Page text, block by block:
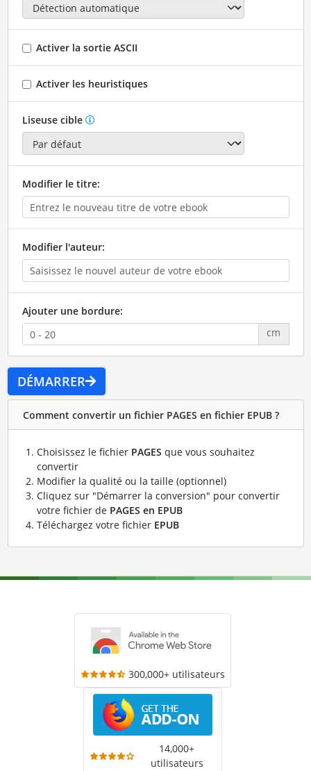
Activer la sortie ASCII
Activer les heuristiques
Liseuse cible
Modifier le titre:
Modifier l'auteur:
Ajouter une bordure:
cm
DÉMARRER
Comment convertir un fichier PAGES en fichier EPUB ?
Choisissez le fichier PAGES que vous souhaitez
convertir
Modifier la qualité ou la taille (optionnel)
Cliquez sur "Démarrer la conversion" pour convertir
votre fichier de PAGES en EPUB
Téléchargez votre fichier EPUB
300,000+ utilisateurs
14,000+
utilisateurs